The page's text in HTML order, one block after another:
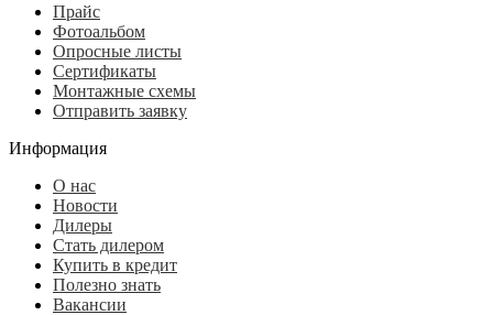
Прайс
Фотоальбом
Опросные листы
Сертификаты
Монтажные схемы
Отправить заявку
Информация
О нас
Новости
Дилеры
Стать дилером
Купить в кредит
Полезно знать
Вакансии